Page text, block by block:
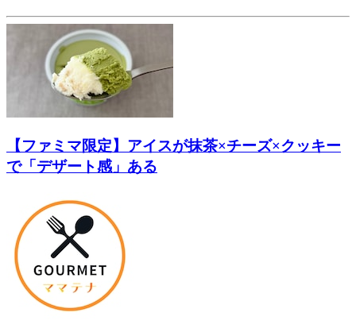
【ファミマ限定】アイスが抹茶×チーズ×クッキー
で「デザート感」ある